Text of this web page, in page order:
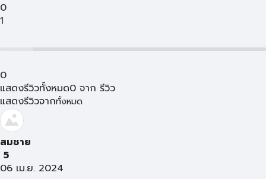
0
1
0
แสดงรีวิวทั้งหมด0 จาก รีวิว
แสดงรีวิวจากทั้งหมด
สมชาย​
5
06 เม.ย. 2024